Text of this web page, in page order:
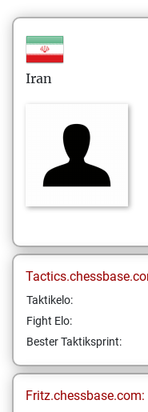
Iran
Taktikelo:
Fight Elo:
Bester Taktiksprint:
Fritz.chessbase.com: